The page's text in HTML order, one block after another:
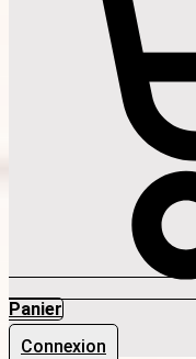
Panier
Connexion